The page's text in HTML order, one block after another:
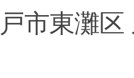
市東灘区